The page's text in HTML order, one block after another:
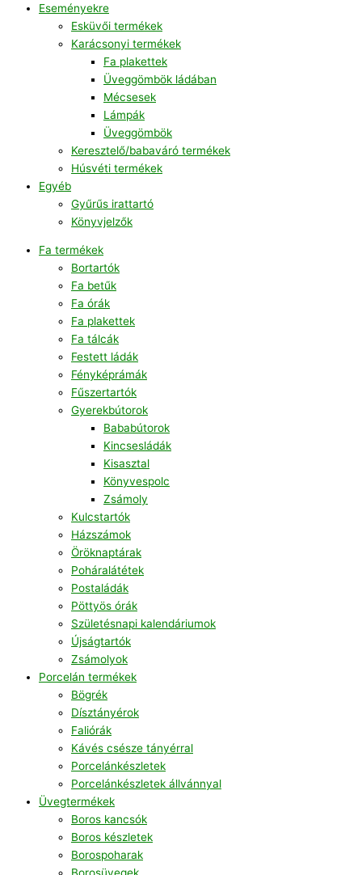
Eseményekre
Esküvői termékek
Karácsonyi termékek
Fa plakettek
Üveggömbök ládában
Mécsesek
Lámpák
Üveggömbök
Keresztelő/babaváró termékek
Húsvéti termékek
Egyéb
Gyűrűs irattartó
Könyvjelzők
Fa termékek
Bortartók
Fa betűk
Fa órák
Fa plakettek
Fa tálcák
Festett ládák
Fényképrámák
Fűszertartók
Gyerekbútorok
Bababútorok
Kincsesládák
Kisasztal
Könyvespolc
Zsámoly
Kulcstartók
Házszámok
Öröknaptárak
Poháralátétek
Postaládák
Pöttyös órák
Születésnapi kalendáriumok
Újságtartók
Zsámolyok
Porcelán termékek
Bögrék
Dísztányérok
Faliórák
Kávés csésze tányérral
Porcelánkészletek
Porcelánkészletek állvánnyal
Üvegtermékek
Boros kancsók
Boros készletek
Borospoharak